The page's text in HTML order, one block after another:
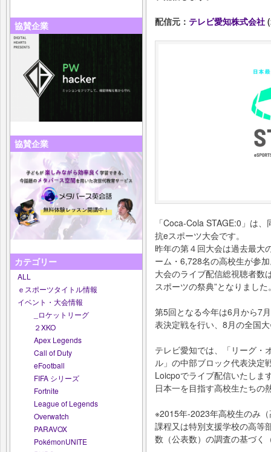
協賛企業
協賛企業
カテゴリー
ALL
ｅスポーツタイトル情報
イベント・大会情報
_ロケットリーグ
２XKO
Apex Legends
Call of Duty
eFootball
FIFA シリーズ
Fortnite
League of Legends
Overwatch
PARAVOX
PokémonUNITE
配信元： テレビ愛知株式会社
「Coca-Cola STAGE:0」は
抗eスポーツ大会です。
昨年の第４回大会は過去最大
ーム・6,728名の高校生が参
大会のライブ配信総視聴者数
スポーツの祭典”となりました
第5回となる今年は6月から7
表決定戦を行い、8月の全国
テレビ愛知では、「リーグ・
ル」の中部ブロック代表決定
Loicpoでライブ配信いたしま
日本一を目指す高校生たちの
※2015年-2023年高校生のみ
課程又は特別支援学校の高等
数（公表数）の調査の基づく